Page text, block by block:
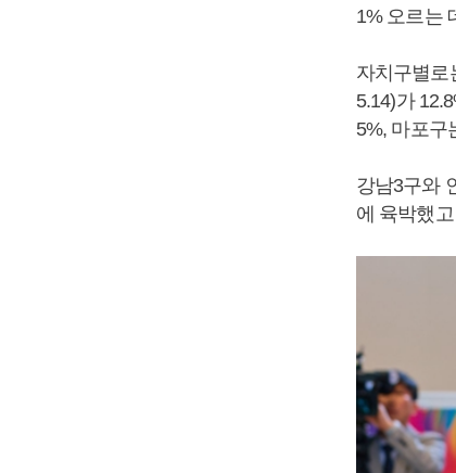
1% 오르는
자치구별로
5.14)가
5%, 마포구
강남3구와
에 육박했